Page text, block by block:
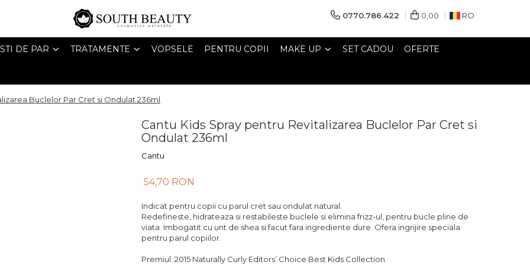
0770.786.422 0,00 RO
DE PAR TRATAMENTE VOPSELE PENTRU COPII MAKE UP SET CADOU OFERTE
Buclelor Par Cret si Ondulat 236ml
Cantu Kids Spray pentru Revitalizarea Buclelor Par Cret si
Ondulat 236ml
Cantu
54,70 RON
Indicat pentru copii cu parul cret sau ondulat natural.
Redefineste, hidrateaza si restabileste buclele si elimina frizz-ul, pentru bucle pline de
viata. Imbogatit cu unt de shea si facut fara ingrediente dure. Ofera ingrijire speciala
pentru parul copiilor.
Premiul: 2015 Naturally Curly Editors’ Choice Best Kids Collection